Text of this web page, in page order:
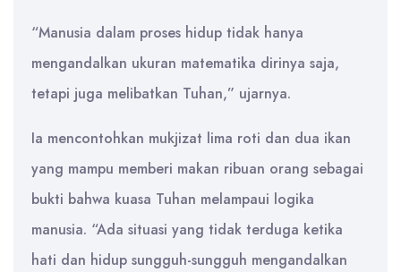
“Manusia dalam proses hidup tidak hanya
mengandalkan ukuran matematika dirinya saja,
tetapi juga melibatkan Tuhan,” ujarnya.
Ia mencontohkan mukjizat lima roti dan dua ikan
yang mampu memberi makan ribuan orang sebagai
bukti bahwa kuasa Tuhan melampaui logika
manusia. “Ada situasi yang tidak terduga ketika
hati dan hidup sungguh-sungguh mengandalkan